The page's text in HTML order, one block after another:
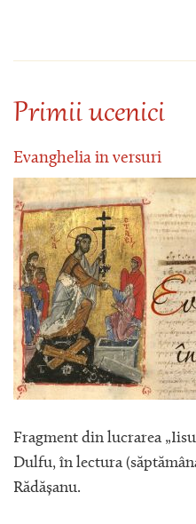
Primii ucenici
Evanghelia in versuri
Fragment din lucrarea
Dulfu, în lectura
Rădășanu.